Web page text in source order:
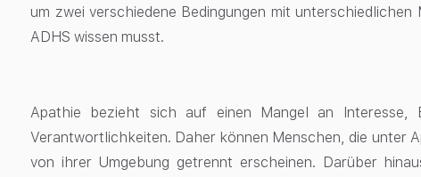
um zwei verschiedene Bedingungen mit
ADHS wissen musst.
Apathie bezieht sich auf einen Mangel an Interesse,
Verantwortlichkeiten. Daher können Menschen, die unter
von ihrer Umgebung getrennt erscheinen. Darüber